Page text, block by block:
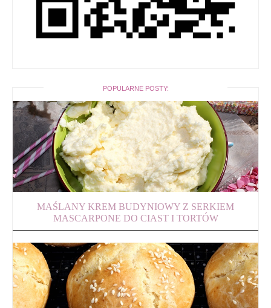
POPULARNE POSTY:
MAŚLANY KREM BUDYNIOWY Z SERKIEM
MASCARPONE DO CIAST I TORTÓW